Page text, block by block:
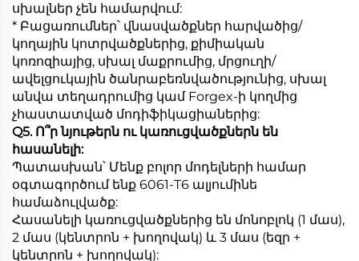
սխալներ չեն համարվում:
* Բացառումներ՝ վնասվածքներ հարվածից/
կողային կոտրվածքներից, քիմիական
կոռոզիայից, սխալ մաքրումից, մրցուղի/
ավելցուկային ծանրաբեռնվածությունից, սխալ
անվա տեղադրումից կամ Forgex-ի կողմից
չհաստատված մոդիֆիկացիաներից:
Q5. Ո՞ր նյութերն ու կառուցվածքներն են
հասանելի:
Պատասխան՝ Մենք բոլոր մոդելների համար
օգտագործում ենք 6061-T6 ալյումինե
համաձուլվածք:
Հասանելի կառուցվածքներից են մոնոբլոկ (1 մաս),
2 մաս (կենտրոն + խողովակ) և 3 մաս (եզր +
կենտրոն + խողովակ):